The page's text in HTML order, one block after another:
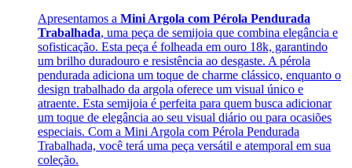
Apresentamos a Mini Argola com Pérola Pendurada
Trabalhada, uma peça de semijoia que combina elegância e
sofisticação. Esta peça é folheada em ouro 18k, garantindo
um brilho duradouro e resistência ao desgaste. A pérola
pendurada adiciona um toque de charme clássico, enquanto o
design trabalhado da argola oferece um visual único e
atraente. Esta semijoia é perfeita para quem busca adicionar
um toque de elegância ao seu visual diário ou para ocasiões
especiais. Com a Mini Argola com Pérola Pendurada
Trabalhada, você terá uma peça versátil e atemporal em sua
coleção.